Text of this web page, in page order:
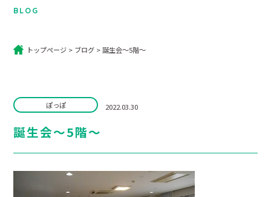
BLOG
トップページ > ブログ >誕生会～5階～
ぽっぽ 2022.03.30
誕生会～5階～